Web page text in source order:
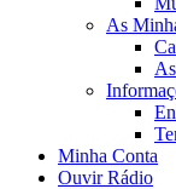
As
Minha Conta
Ouvir Rádio